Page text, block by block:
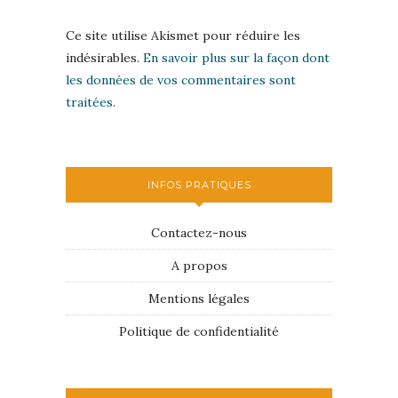
Ce site utilise Akismet pour réduire les
indésirables. En savoir plus sur la façon dont
les données de vos commentaires sont
traitées.
INFOS PRATIQUES
Contactez-nous
A propos
Mentions légales
Politique de confidentialité